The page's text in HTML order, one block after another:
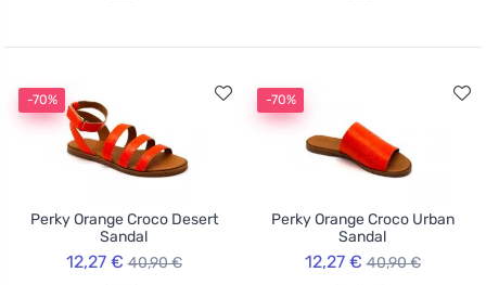
-70%
Perky Orange Croco Desert
Sandal
12,27 € 40,90 €
-70%
Perky Orange Croco Urban
Sandal
12,27 € 40,90 €